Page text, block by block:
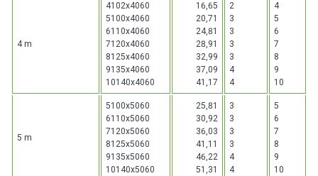
4 m
4102x4060
5100x4060
6110x4060
7120x4060
8125x4060
9135x4060
10140x4060
16,65
20,71
24,81
28,91
32,99
37,09
41,17
2
3
3
3
3
4
4
4
5
6
7
8
9
10
5 m
5100x5060
6110x5060
7120x5060
8125x5060
9135x5060
10140x5060
25,81
30,92
36,03
41,11
46,22
51,31
3
3
3
3
4
4
5
6
7
8
9
10